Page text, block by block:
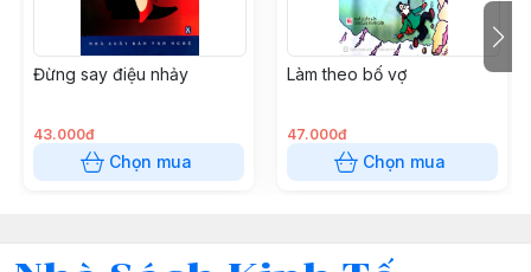
Đừng say điệu nhảy
43.000đ
Chọn mua
Làm theo bố vợ
47.000đ
Chọn mua